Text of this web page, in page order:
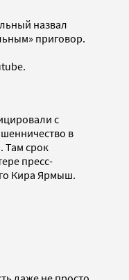
назвал
приговор.
с
в
Там срок
пресс-
Кира Ярмыш.